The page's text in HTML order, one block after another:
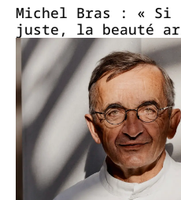
Michel Bras : «
juste, la beauté